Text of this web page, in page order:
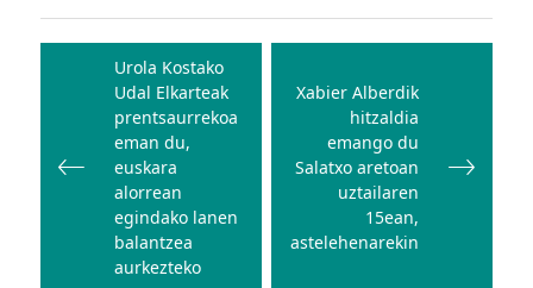
Bidalketetan
zehar
nabigatu
Urola Kostako
Udal Elkarteak
prentsaurrekoa
eman du,
euskara
alorrean
egindako lanen
balantzea
aurkezteko
Xabier Alberdik
hitzaldia
emango du
Salatxo aretoan
uztailaren
15ean,
astelehenarekin